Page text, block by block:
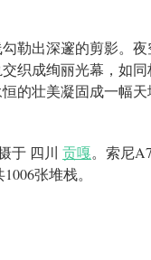
勒出深邃的剪影。
织成绚丽光幕，如
的壮美凝固成一幅
于 四川 贡嘎。索尼
张堆栈。